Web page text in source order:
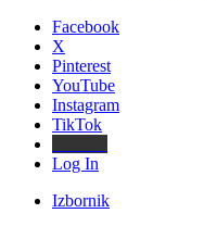
Facebook
X
Pinterest
YouTube
Instagram
TikTok
Log In
Izbornik